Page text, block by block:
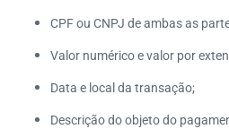
CPF ou CNPJ de ambas as
Valor numérico e valor por
Data e local da transação;
Descrição do objeto do